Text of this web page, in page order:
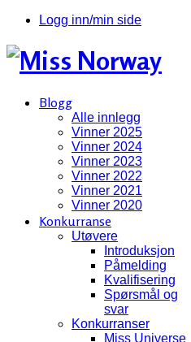
Logg inn/min side
Blogg
Alle innlegg
Vinner 2025
Vinner 2024
Vinner 2023
Vinner 2022
Vinner 2021
Vinner 2020
Konkurranse
Utøvere
Introduksjon
Påmelding
Kvalifisering
Spørsmål og
svar
Konkurranser
Miss Universe